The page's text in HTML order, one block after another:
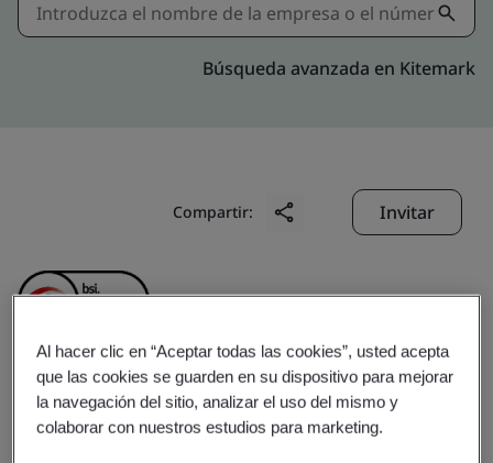
Búsqueda avanzada en Kitemark
Compartir: Invitar
Anhui Ankai Jinda
Al hacer clic en “Aceptar todas las cookies”, usted acepta
que las cookies se guarden en su dispositivo para mejorar
la navegación del sitio, analizar el uso del mismo y
colaborar con nuestros estudios para marketing.